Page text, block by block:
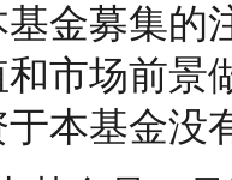
基金募集的
和市场前景
于本基金没